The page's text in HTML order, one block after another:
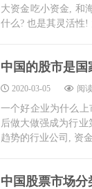
大资金吃小资金, 和
什么? 也是其灵活性!
中国的股市是
2020-03-05 阅
一个好企业为什么
后做大做强成为行
趋势的行业公司, 资
中国股票市场